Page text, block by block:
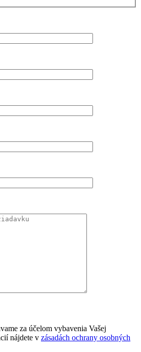
za účelom vybavenia Vašej
nájdete v zásadách ochrany osobných